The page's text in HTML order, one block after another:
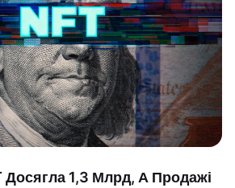
Досягла 1,3 Млрд, А Продажі